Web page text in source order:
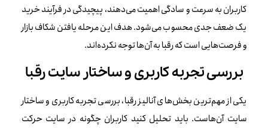
کاربران به سرعت و سادگی اهمیت می‌دهند، پیچیدگی در فرآیند خرید
یک ضعف جدی محسوب می‌شود. هدف این مرحله یافتن شکاف بازار
و فرصت‌هایی است که رقبا به آن‌ها توجه نکرده‌اند.
بررسی تجربه کاربری و ساختار سایت رقبا
یکی از مهم‌ترین بخش‌های آنالیز رقبا، بررسی تجربه کاربری و ساختار
سایت آن‌هاست. باید تحلیل کنید کاربران چگونه در سایت حرکت